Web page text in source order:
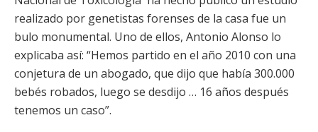
realizado por genetistas forenses de la casa fue un
bulo monumental. Uno de ellos, Antonio Alonso lo
explicaba así: “Hemos partido en el año 2010 con una
conjetura de un abogado, que dijo que había 300.000
bebés robados, luego se desdijo … 16 años después
tenemos un caso”.